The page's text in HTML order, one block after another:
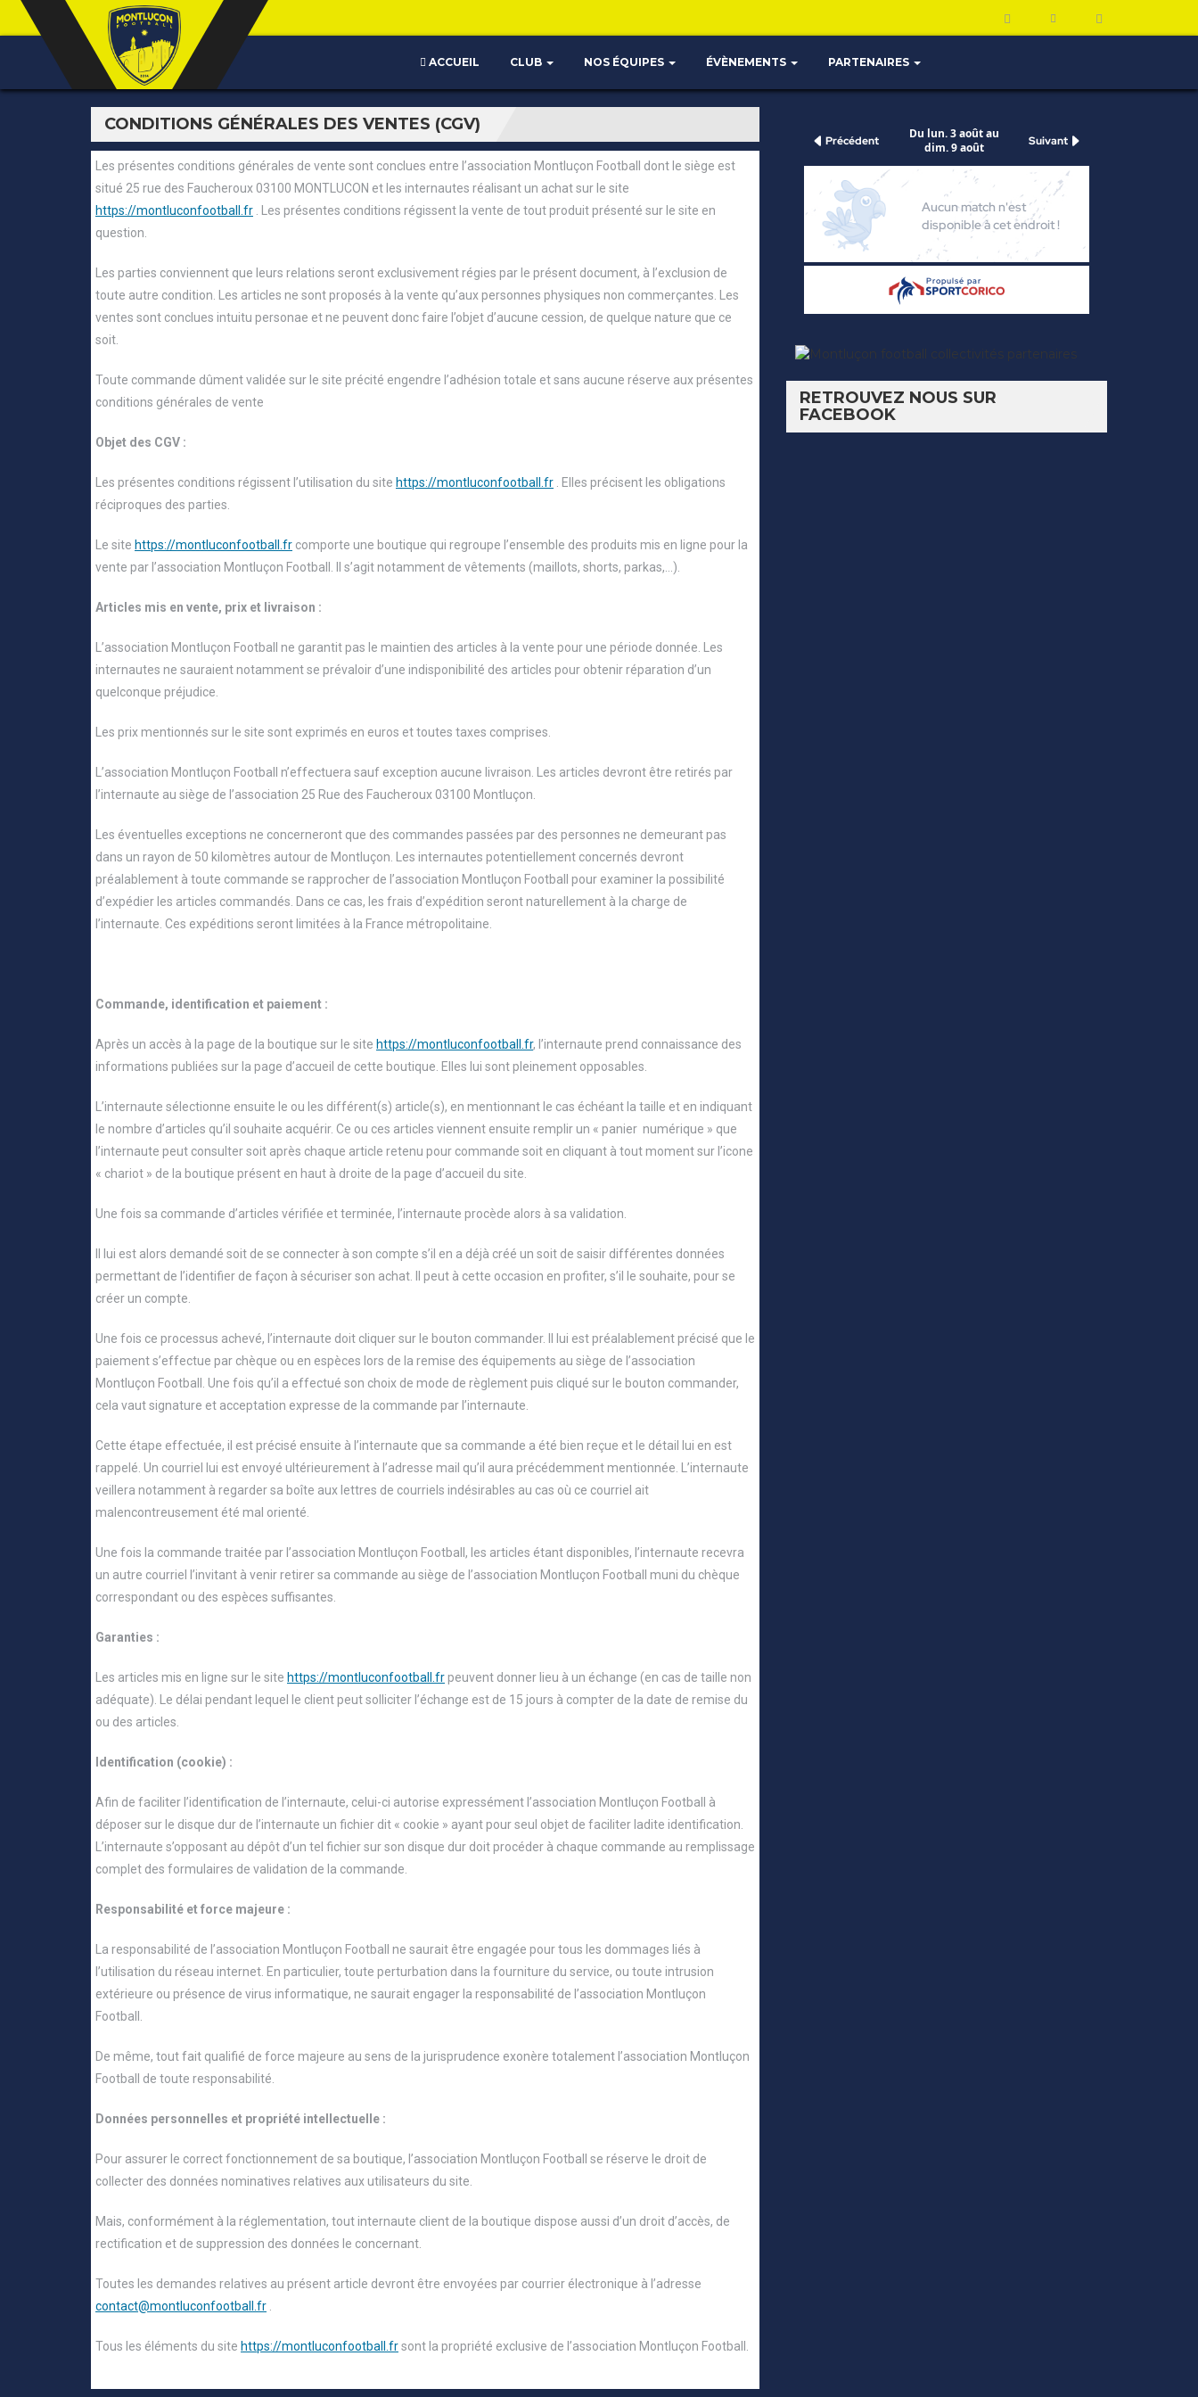
ACCUEIL CLUB NOS ÉQUIPES ÉVÈNEMENTS PARTENAIRES
CONDITIONS GÉNÉRALES DES VENTES (CGV)
Les présentes conditions générales de vente sont conclues entre l’association Montluçon Football dont le siège est
situé 25 rue des Faucheroux 03100 MONTLUCON et les internautes réalisant un achat sur le site
https://montluconfootball.fr . Les présentes conditions régissent la vente de tout produit présenté sur le site en
question.
Les parties conviennent que leurs relations seront exclusivement régies par le présent document, à l’exclusion de
toute autre condition. Les articles ne sont proposés à la vente qu’aux personnes physiques non commerçantes. Les
ventes sont conclues intuitu personae et ne peuvent donc faire l’objet d’aucune cession, de quelque nature que ce
soit.
Toute commande dûment validée sur le site précité engendre l’adhésion totale et sans aucune réserve aux présentes
conditions générales de vente
Objet des CGV :
Les présentes conditions régissent l’utilisation du site https://montluconfootball.fr . Elles précisent les obligations
réciproques des parties.
Le site https://montluconfootball.fr comporte une boutique qui regroupe l’ensemble des produits mis en ligne pour la
vente par l’association Montluçon Football. Il s’agit notamment de vêtements (maillots, shorts, parkas,…).
Articles mis en vente, prix et livraison :
L’association Montluçon Football ne garantit pas le maintien des articles à la vente pour une période donnée. Les
internautes ne sauraient notamment se prévaloir d’une indisponibilité des articles pour obtenir réparation d’un
quelconque préjudice.
Les prix mentionnés sur le site sont exprimés en euros et toutes taxes comprises.
L’association Montluçon Football n’effectuera sauf exception aucune livraison. Les articles devront être retirés par
l’internaute au siège de l’association 25 Rue des Faucheroux 03100 Montluçon.
Les éventuelles exceptions ne concerneront que des commandes passées par des personnes ne demeurant pas
dans un rayon de 50 kilomètres autour de Montluçon. Les internautes potentiellement concernés devront
préalablement à toute commande se rapprocher de l’association Montluçon Football pour examiner la possibilité
d’expédier les articles commandés. Dans ce cas, les frais d’expédition seront naturellement à la charge de
l’internaute. Ces expéditions seront limitées à la France métropolitaine.
Commande, identification et paiement :
Après un accès à la page de la boutique sur le site https://montluconfootball.fr, l’internaute prend connaissance des
informations publiées sur la page d’accueil de cette boutique. Elles lui sont pleinement opposables.
L’internaute sélectionne ensuite le ou les différent(s) article(s), en mentionnant le cas échéant la taille et en indiquant
le nombre d’articles qu’il souhaite acquérir. Ce ou ces articles viennent ensuite remplir un « panier numérique » que
l’internaute peut consulter soit après chaque article retenu pour commande soit en cliquant à tout moment sur l’icone
« chariot » de la boutique présent en haut à droite de la page d’accueil du site.
Une fois sa commande d’articles vérifiée et terminée, l’internaute procède alors à sa validation.
Il lui est alors demandé soit de se connecter à son compte s’il en a déjà créé un soit de saisir différentes données
permettant de l’identifier de façon à sécuriser son achat. Il peut à cette occasion en profiter, s’il le souhaite, pour se
créer un compte.
Une fois ce processus achevé, l’internaute doit cliquer sur le bouton commander. Il lui est préalablement précisé que le
paiement s’effectue par chèque ou en espèces lors de la remise des équipements au siège de l’association
Montluçon Football. Une fois qu’il a effectué son choix de mode de règlement puis cliqué sur le bouton commander,
cela vaut signature et acceptation expresse de la commande par l’internaute.
Cette étape effectuée, il est précisé ensuite à l’internaute que sa commande a été bien reçue et le détail lui en est
rappelé. Un courriel lui est envoyé ultérieurement à l’adresse mail qu’il aura précédemment mentionnée. L’internaute
veillera notamment à regarder sa boîte aux lettres de courriels indésirables au cas où ce courriel ait
malencontreusement été mal orienté.
Une fois la commande traitée par l’association Montluçon Football, les articles étant disponibles, l’internaute recevra
un autre courriel l’invitant à venir retirer sa commande au siège de l’association Montluçon Football muni du chèque
correspondant ou des espèces suffisantes.
Garanties :
Les articles mis en ligne sur le site https://montluconfootball.frpeuvent donner lieu à un échange (en cas de taille non
adéquate). Le délai pendant lequel le client peut solliciter l’échange est de 15 jours à compter de la date de remise du
ou des articles.
Identification (cookie) :
Afin de faciliter l’identification de l’internaute, celui-ci autorise expressément l’association Montluçon Football à
déposer sur le disque dur de l’internaute un fichier dit « cookie » ayant pour seul objet de faciliter ladite identification.
L’internaute s’opposant au dépôt d’un tel fichier sur son disque dur doit procéder à chaque commande au remplissage
complet des formulaires de validation de la commande.
Responsabilité et force majeure :
La responsabilité de l’association Montluçon Football ne saurait être engagée pour tous les dommages liés à
l’utilisation du réseau internet. En particulier, toute perturbation dans la fourniture du service, ou toute intrusion
extérieure ou présence de virus informatique, ne saurait engager la responsabilité de l’association Montluçon
Football.
De même, tout fait qualifié de force majeure au sens de la jurisprudence exonère totalement l’association Montluçon
Football de toute responsabilité.
Données personnelles et propriété intellectuelle :
Pour assurer le correct fonctionnement de sa boutique, l’association Montluçon Football se réserve le droit de
collecter des données nominatives relatives aux utilisateurs du site.
Mais, conformément à la réglementation, tout internaute client de la boutique dispose aussi d’un droit d’accès, de
rectification et de suppression des données le concernant.
Toutes les demandes relatives au présent article devront être envoyées par courrier électronique à l’adresse
contact@montluconfootball.fr
Tous les éléments du site https://montluconfootball.frsont la propriété exclusive de l’association Montluçon Football.
RETROUVEZ NOUS SUR
FACEBOOK